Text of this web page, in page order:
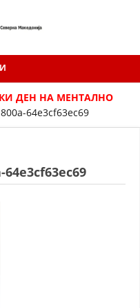
ДЕН НА МЕНТАЛНО
64e3cf63ec69
64e3cf63ec69